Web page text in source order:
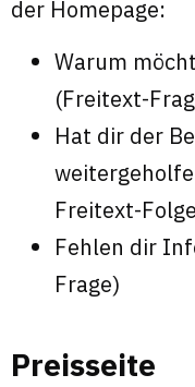
der Homepage:
Warum
(Freitext-
Hat dir der
Freitext-
Fehlen dir
Frage)
Preisseite